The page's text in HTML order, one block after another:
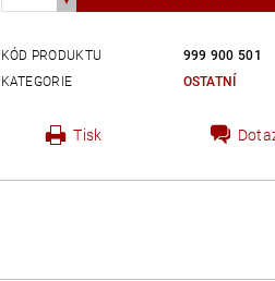
KÓD PRODUKTU
999 900 501
KATEGORIE
OSTATNÍ
Tisk